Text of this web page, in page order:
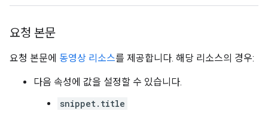
요청 본문
요청 본문에 동영상 리소스를 제공합니다. 해당 리소스의 경우:
다음 속성에 값을 설정할 수 있습니다.
snippet.title